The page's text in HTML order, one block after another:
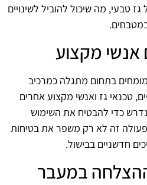
טבעי, מה שיכול להוביל לשינויים
אנשי מקצוע
בתחום מתגלה כמרכיב
טכנאי גז ואנשי מקצוע אחרים
כדי להבטיח את השימוש
פעולה זה לא רק משפר את בטיחות
חדשניים בבישול.
במעבר